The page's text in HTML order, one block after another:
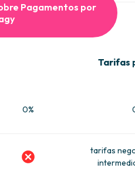
Pagamentos por
Tarifas
0%
tarifas